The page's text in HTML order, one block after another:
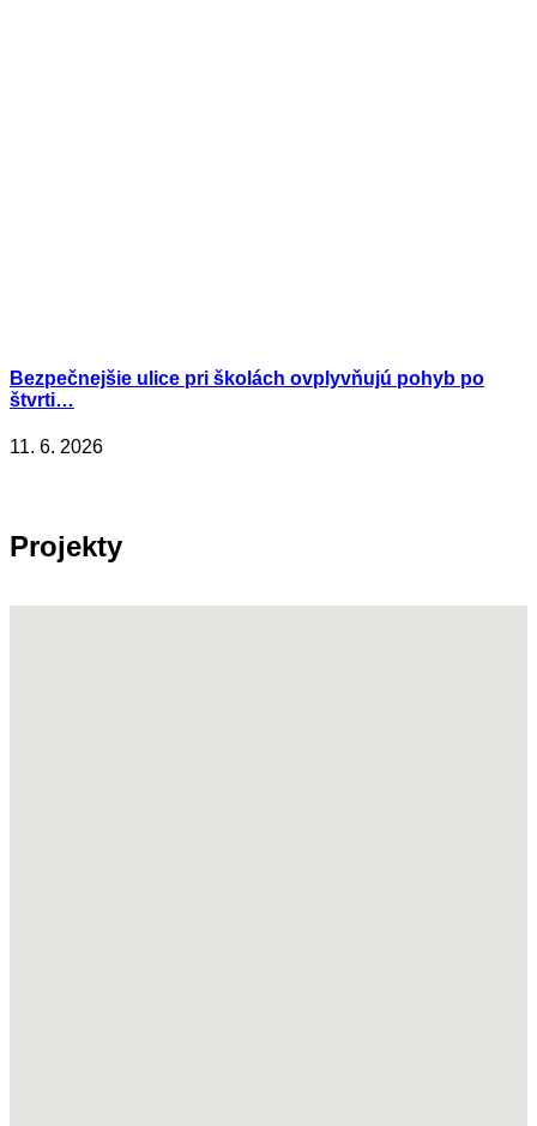
Bezpečnejšie ulice pri školách ovplyvňujú pohyb po
štvrti…
11. 6. 2026
Projekty